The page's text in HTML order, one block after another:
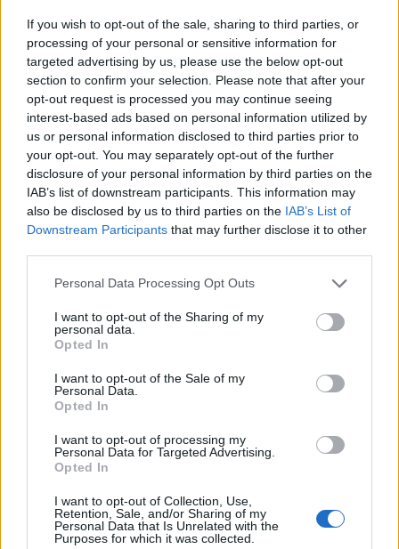
If you wish to opt-out of the sale, sharing to third parties, or
processing of your personal or sensitive information for
targeted advertising by us, please use the below opt-out
section to confirm your selection. Please note that after your
opt-out request is processed you may continue seeing
interest-based ads based on personal information utilized by
us or personal information disclosed to third parties prior to
your opt-out. You may separately opt-out of the further
disclosure of your personal information by third parties on the
IAB’s list of downstream participants. This information may
also be disclosed by us to third parties on the IAB’s List of
Downstream Participants that may further disclose it to other
Personal Data Processing Opt Outs
I want to opt-out of the Sharing of my
personal data.
Opted In
I want to opt-out of the Sale of my
Personal Data.
Opted In
I want to opt-out of processing my
Personal Data for Targeted Advertising.
Opted In
I want to opt-out of Collection, Use,
Retention, Sale, and/or Sharing of my
Personal Data that Is Unrelated with the
Purposes for which it was collected.
A netbank és időnként a mobilbank tegnap is órákon
keresztül elérhetetlen volt, reggelre megjavult, ám most újra
nem működik. Az Erstét is megkérdeztük, kérdéseinkre azt
válaszolták: "szerda reggel óta a George Appban és
időnként a George Weben is fennakadásokat
tapasztalhatnak az ügyfelek, folyamatosan dolgoznak a
hiba elhárításán. Mind a TeleBank, mind a bankfiókok...
KEDVES OLVASÓNK!
A keresett cikk a portfolio.hu hírarchívumához
tartozik, melynek olvasása előfizetéses
regisztrációhoz kötött.
Az előfizetés a következőket tartalmazza:
Portfolio.hu teljes cikkarchívum
Kötéslisták: BÉT elmúlt 2 év napon belüli
kötéslistái